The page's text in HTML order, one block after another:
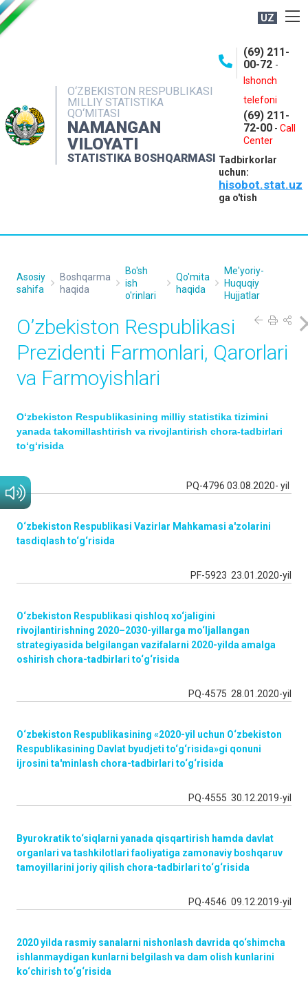
UZ
O‘ZBEKISTON RESPUBLIKASI
MILLIY STATISTIKA
QO‘MITASI
NAMANGAN
VILOYATI
STATISTIKA BOSHQARMASI
(69) 211-
00-72 -
Ishonch
telefoni
(69) 211-
72-00 - Call
Center
Tadbirkorlar
uchun:
hisobot.stat.uz
ga o'tish
NASHRLAR
INTERAKTIV XIZMATLAR
MATBUOT XIZMATI
MUROJAATLAR
Asosiy
sahifa
Boshqarma
haqida
Bo'sh
ish
o'rinlari
Qo'mita
haqida
Me'yoriy-
Huquqiy
Hujjatlar
O’zbekiston Respublikasi
Prezidenti Fаrmonlаri, Qarorlari
va Farmoyishlari
O‘zbekiston Respublikasining milliy statistika tizimini
yanada takomillashtirish va rivojlantirish chora-tadbirlari
to‘g‘risida
PQ-4796 03.08.2020- yil
O‘zbekiston Respublikasi Vazirlar Mahkamasi a'zolarini
tasdiqlash to‘g‘risida
PF-5923 23.01.2020-yil
O‘zbekiston Respublikasi qishloq xo‘jaligini
rivojlantirishning 2020–2030-yillarga mo‘ljallangan
strategiyasida belgilangan vazifalarni 2020-yilda amalga
oshirish chora-tadbirlari to‘g‘risida
PQ-4575 28.01.2020-yil
O‘zbekiston Respublikasining «2020-yil uchun O‘zbekiston
Respublikasining Davlat byudjeti to‘g‘risida»gi qonuni
ijrosini ta'minlash chora-tadbirlari to‘g‘risida
PQ-4555 30.12.2019-yil
Byurokratik to‘siqlarni yanada qisqartirish hamda davlat
organlari va tashkilotlari faoliyatiga zamonaviy boshqaruv
tamoyillarini joriy qilish chora-tadbirlari to‘g‘risida
PQ-4546 09.12.2019-yil
2020 yilda rasmiy sanalarni nishonlash davrida qo‘shimcha
ishlanmaydigan kunlarni belgilash va dam olish kunlarini
ko‘chirish to‘g‘risida